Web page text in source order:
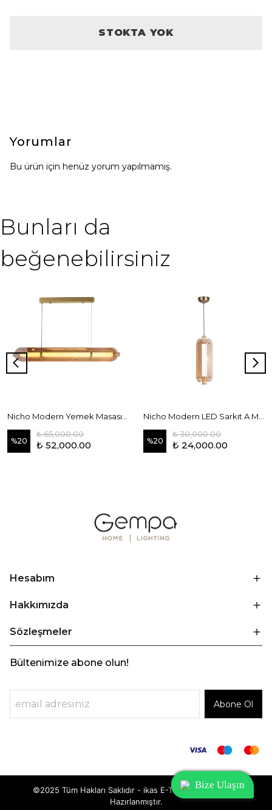
STOKTA YOK
Yorumlar
Bu ürün için henüz yorum yapılmamış.
Bunları da
beğenebilirsiniz
%20
₺ 65,000.00
₺ 52,000.00 %20
₺ 30,000.00
₺ 24,000.00
Hesabım
Hakkımızda
Sözleşmeler
Bültenimize abone olun!
Abone Ol
©2025 Tüm Hakları Saklıdır - ikas E-TicaretAltyapısı ile
Hazırlanmıştır.
Bize Ulaşın
Bize Ulaşın
Bize Ulaşın